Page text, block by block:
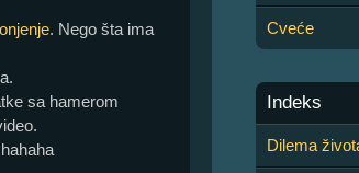
. Nego šta ima
sa hamerom
Cveće
Indeks
Dilema